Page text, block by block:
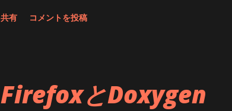
BOOTHでお買い求めいただけます スマホ
"Near By ON(Android12以降)" /> < Label
共有 コメントを投稿
FirefoxとDoxygen